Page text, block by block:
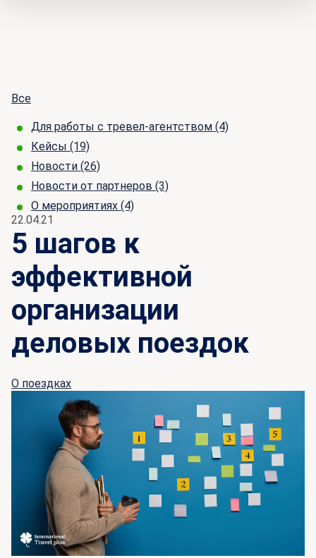
Все
Для работы с тревел-агентством (4)
Кейсы (19)
Новости (26)
Новости от партнеров (3)
О мероприятиях (4)
22.04.21
5 шагов к
эффективной
организации
деловых поездок
О поездках